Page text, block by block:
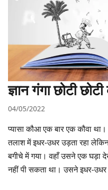
ज्ञान गंगा छोटी
04/05/2022
प्यासा कौआ एक बार एक कौवा
तलाश में इधर-उधर उड़ता रहा
बगीचे में गया। वहाँ उसने एक घड़ा
नहीं पी सकता था। उसने इधर-